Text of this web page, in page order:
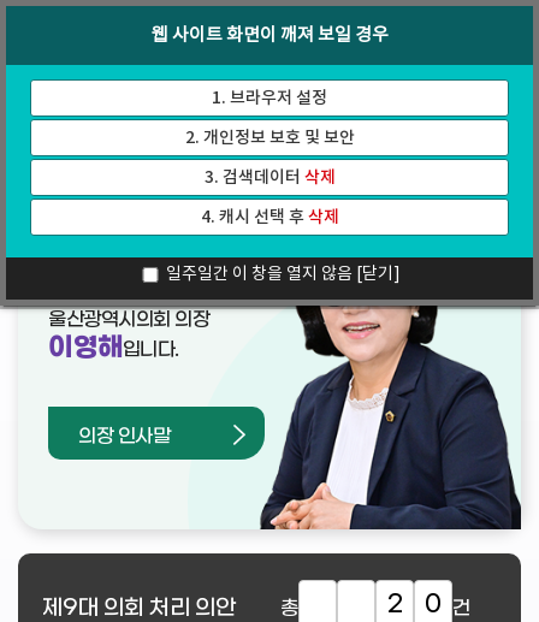
가
기
인터넷방송
웹 사이트 화면이 깨져 보일 경우
1. 브라우저 설정
2. 개인정보 보호 및 보안
3. 검색데이터 삭제
4. 캐시 선택 후삭제
일주일간 이 창을 열지 않음 [닫기]
열린의장실
울산광역시의회 의장
이영해 입니다.
의장 인사말
제9대 의회 처리 의안 총 2 0 건